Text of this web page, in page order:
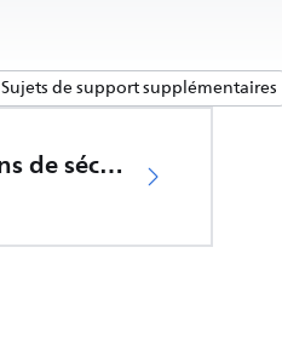
Sujets de support supplémentaires
Informations de sécurité importantes